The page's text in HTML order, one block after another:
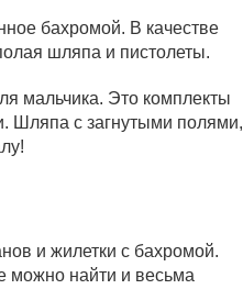
бахромой. В качестве
шляпа и пистолеты.
мальчика. Это комплекты
Шляпа с загнутыми полями,
и жилетки с бахромой.
можно найти и весьма